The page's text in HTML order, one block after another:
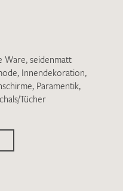
meine angegebenen Daten
genutzt werden.
habe ich zur Kenntnis
Ware, seidenmatt
, Innendekoration,
, Paramentik,
Tücher